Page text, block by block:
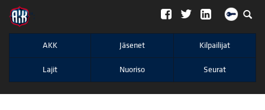
";
AKK Jäsenet Kilpailijat
Lajit Nuoriso Seurat